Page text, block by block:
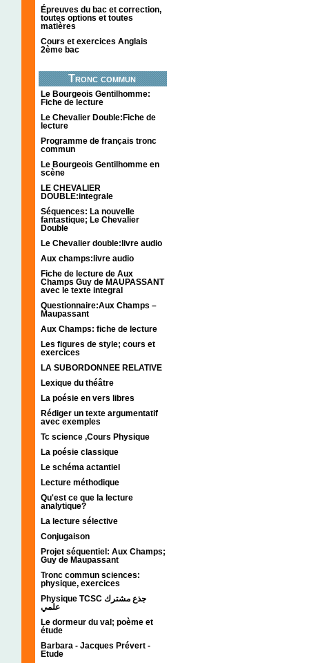
Épreuves du bac et correction,
toutes options et toutes
matières
Cours et exercices Anglais
2ème bac
Tronc commun
Le Bourgeois Gentilhomme:
Fiche de lecture
Le Chevalier Double:Fiche de
lecture
Programme de français tronc
commun
Le Bourgeois Gentilhomme en
scène
LE CHEVALIER
DOUBLE:integrale
Séquences: La nouvelle
fantastique; Le Chevalier
Double
Le Chevalier double:livre audio
Aux champs:livre audio
Fiche de lecture de Aux
Champs Guy de MAUPASSANT
avec le texte integral
Questionnaire:Aux Champs –
Maupassant
Aux Champs: fiche de lecture
Les figures de style; cours et
exercices
LA SUBORDONNEE RELATIVE
Lexique du théâtre
La poésie en vers libres
Rédiger un texte argumentatif
avec exemples
Tc science ,Cours Physique
La poésie classique
Le schéma actantiel
Lecture méthodique
Qu'est ce que la lecture
analytique?
La lecture sélective
Conjugaison
Projet séquentiel: Aux Champs;
Guy de Maupassant
Tronc commun sciences:
physique, exercices
Physique TCSC جذع مشترك
علمي
Le dormeur du val; poème et
étude
Barbara - Jacques Prévert -
Etude